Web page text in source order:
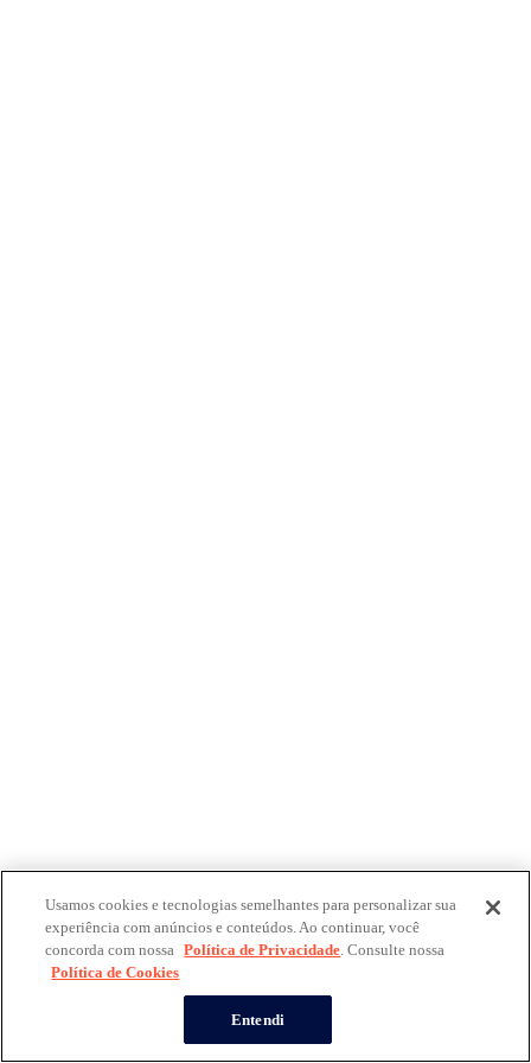
Usamos cookies e tecnologias semelhantes para personalizar sua
experiência com anúncios e conteúdos. Ao continuar, você
concorda com nossa Política de Privacidade. Consulte nossa
Política de Cookies
Entendi